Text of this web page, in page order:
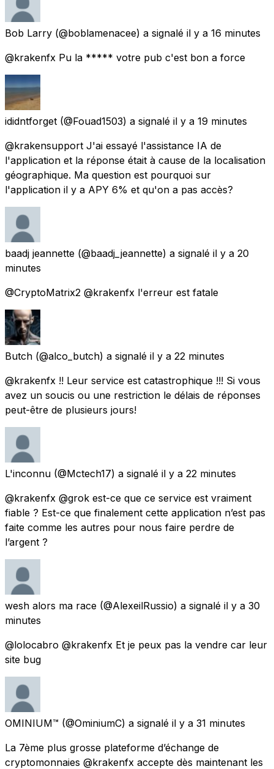
Bob Larry (@boblamenacee) a signalé il y a 16 minutes
@krakenfx Pu la ***** votre pub c'est bon a force
ididntforget (@Fouad1503) a signalé il y a 19 minutes
@krakensupport J'ai essayé l'assistance IA de
l'application et la réponse était à cause de la localisation
géographique. Ma question est pourquoi sur
l'application il y a APY 6% et qu'on a pas accès?
baadj jeannette (@baadj_jeannette) a signalé il y a 20
minutes
@CryptoMatrix2 @krakenfx l'erreur est fatale
Butch (@alco_butch) a signalé il y a 22 minutes
@krakenfx !! Leur service est catastrophique !!! Si vous
avez un soucis ou une restriction le délais de réponses
peut-être de plusieurs jours!
L'inconnu (@Mctech17) a signalé il y a 22 minutes
@krakenfx @grok est-ce que ce service est vraiment
fiable ? Est-ce que finalement cette application n’est pas
faite comme les autres pour nous faire perdre de
l’argent ?
wesh alors ma race (@AlexeilRussio) a signalé il y a 30
minutes
@lolocabro @krakenfx Et je peux pas la vendre car leur
site bug
OMINIUM™️ (@OminiumC) a signalé il y a 31 minutes
La 7ème plus grosse plateforme d’échange de
cryptomonnaies @krakenfx accepte dès maintenant les